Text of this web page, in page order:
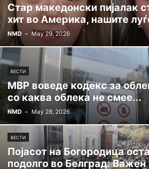
Стар македонски пијалак
хит во Америка, нашите
NMD - May 29, 2026
ВЕСТИ
МВР воведе кодекс за
со каква облека не смее...
NMD - May 28, 2026
ВЕСТИ
Појасот на Богородица
подолго во Белград: Важен